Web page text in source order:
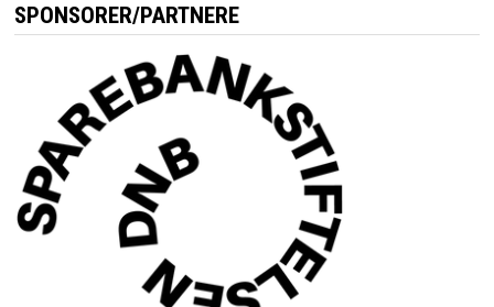
SPONSORER/PARTNERE